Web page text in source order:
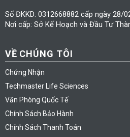
Số ĐKKD: 0312668882 cấp ngày 28/
Nơi cấp: Sở Kế Hoạch và Đầu Tư
VỀ CHÚNG TÔI
Chứng Nhận
Techmaster Life Sciences
Văn Phòng Quốc Tế
Chính Sách Bảo Hành
Chính Sách Thanh Toán